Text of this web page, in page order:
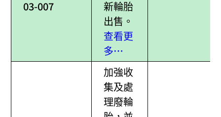
03-007
新輪胎
出售。
查看更
多…
加強收
集及處
理廢輪